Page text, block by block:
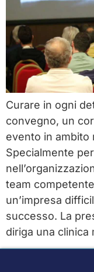
Curare in ogni
convegno, un
evento in ambito
Specialmente
team
un’impresa
successo. La
diriga una